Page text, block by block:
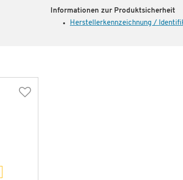
Informationen zur Produktsicherheit
Herstellerkennzeichnung /